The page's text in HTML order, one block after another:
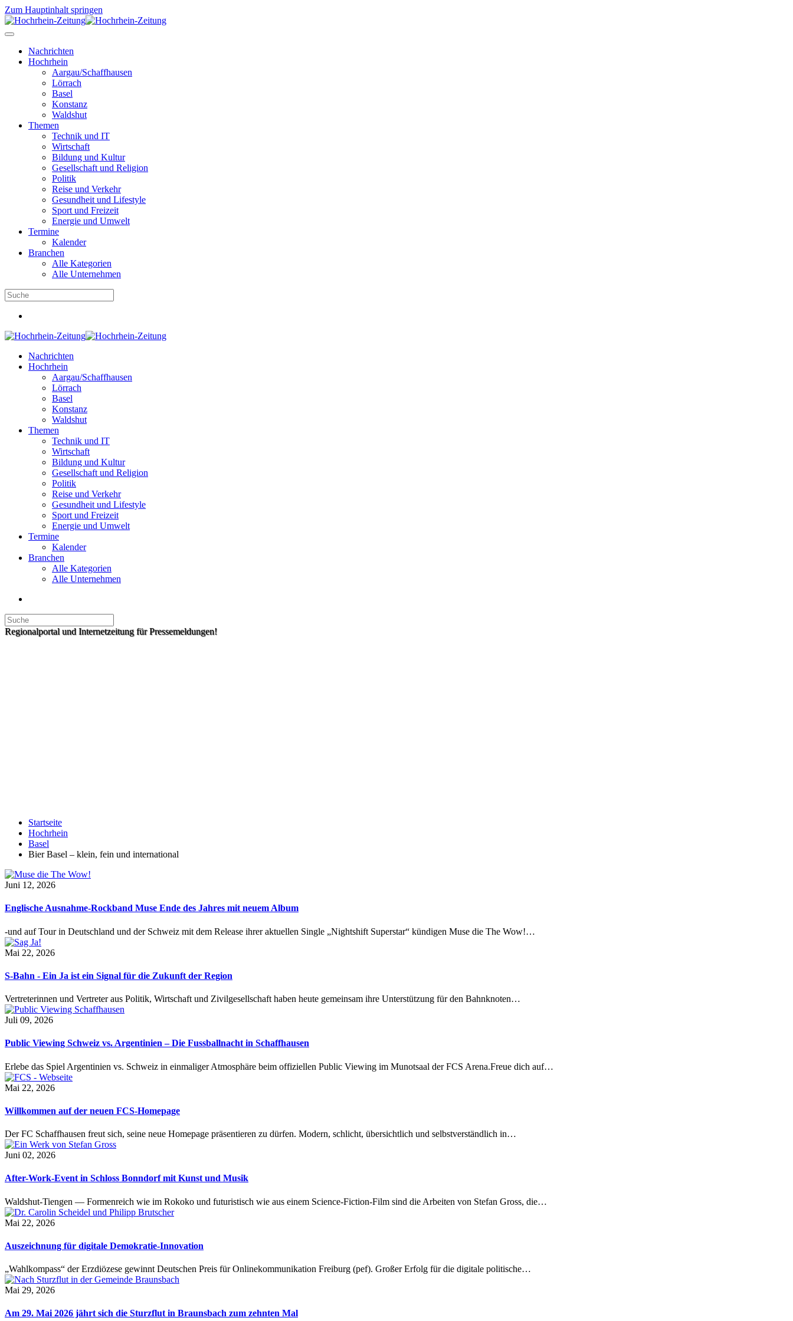
Zum Hauptinhalt springen
Nachrichten
Hochrhein
Aargau/Schaffhausen
Lörrach
Basel
Konstanz
Waldshut
Themen
Technik und IT
Wirtschaft
Bildung und Kultur
Gesellschaft und Religion
Politik
Reise und Verkehr
Gesundheit und Lifestyle
Sport und Freizeit
Energie und Umwelt
Termine
Kalender
Branchen
Alle Kategorien
Alle Unternehmen
Nachrichten
Hochrhein
Aargau/Schaffhausen
Lörrach
Basel
Konstanz
Waldshut
Themen
Technik und IT
Wirtschaft
Bildung und Kultur
Gesellschaft und Religion
Politik
Reise und Verkehr
Gesundheit und Lifestyle
Sport und Freizeit
Energie und Umwelt
Termine
Kalender
Branchen
Alle Kategorien
Alle Unternehmen
Regionalportal und Internetzeitung für Pressemeldungen!
Startseite
Hochrhein
Basel
Bier Basel – klein, fein und international
Juni 12, 2026
Englische Ausnahme-Rockband Muse Ende des Jahres mit neuem Album
-und auf Tour in Deutschland und der Schweiz mit dem Release ihrer aktuellen Single „Nightshift Superstar“ kündigen Muse die The Wow!…
Mai 22, 2026
S-Bahn - Ein Ja ist ein Signal für die Zukunft der Region
Vertreterinnen und Vertreter aus Politik, Wirtschaft und Zivilgesellschaft haben heute gemeinsam ihre Unterstützung für den Bahnknoten…
Juli 09, 2026
Public Viewing Schweiz vs. Argentinien – Die Fussballnacht in Schaffhausen
Erlebe das Spiel Argentinien vs. Schweiz in einmaliger Atmosphäre beim offiziellen Public Viewing im Munotsaal der FCS Arena.Freue dich auf…
Mai 22, 2026
Willkommen auf der neuen FCS-Homepage
Der FC Schaffhausen freut sich, seine neue Homepage präsentieren zu dürfen. Modern, schlicht, übersichtlich und selbstverständlich in…
Juni 02, 2026
After-Work-Event in Schloss Bonndorf mit Kunst und Musik
Waldshut-Tiengen — Formenreich wie im Rokoko und futuristisch wie aus einem Science-Fiction-Film sind die Arbeiten von Stefan Gross, die…
Mai 22, 2026
Auszeichnung für digitale Demokratie-Innovation
„Wahlkompass“ der Erzdiözese gewinnt Deutschen Preis für Onlinekommunikation Freiburg (pef). Großer Erfolg für die digitale politische…
Mai 29, 2026
Am 29. Mai 2026 jährt sich die Sturzflut in Braunsbach zum zehnten Mal